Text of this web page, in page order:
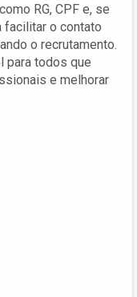
RG, CPF e, se
facilitar o contato
o recrutamento.
para todos que
e melhorar